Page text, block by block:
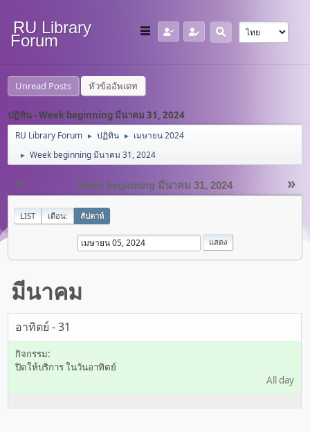
RU Library
Forum
Unread Posts หัวข้ออัพเดท
ปฏิทิน - Week beginning มีนาคม 31, 2024
RU Library Forum ► ปฏิทิน ► เมษายน 2024
► Week beginning มีนาคม 31, 2024
« »
Week beginning มีนาคม 31, 2024
LIST เดือน: สัปดาห์
มีนาคม
อาทิตย์ - 31
ปิดให้บริการ ในวันอาทิตย์
All day